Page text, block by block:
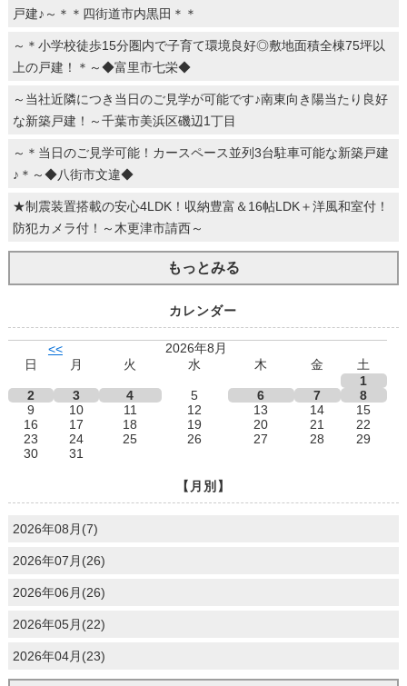
戸建♪～＊＊四街道市内黒田＊＊
～＊小学校徒歩15分圏内で子育て環境良好◎敷地面積全棟75坪以
上の戸建！＊～◆富里市七栄◆
～当社近隣につき当日のご見学が可能です♪南東向き陽当たり良好
な新築戸建！～千葉市美浜区磯辺1丁目
～＊当日のご見学可能！カースペース並列3台駐車可能な新築戸建
♪＊～◆八街市文違◆
★制震装置搭載の安心4LDK！収納豊富＆16帖LDK＋洋風和室付！
防犯カメラ付！～木更津市請西～
もっとみる
カレンダー
<<
2026年8月
日
月 火 水 木 金
土
1
2
3 4 5 6 7
8
9
10 11 12 13 14
15
16
17 18 19 20 21
22
23
24 25 26 27 28
29
30
31
【月別】
2026年08月(7)
2026年07月(26)
2026年06月(26)
2026年05月(22)
2026年04月(23)